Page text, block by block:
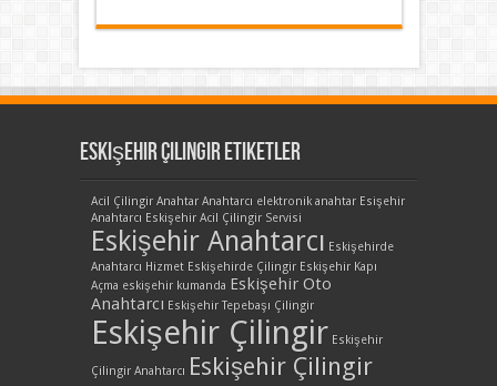
Eskişehir Çilingir Etiketler
Acil Çilingir Anahtar Anahtarcı elektronik anahtar Esişehir
Anahtarcı Eskişehir Acil Çilingir Servisi
Eskişehir Anahtarcı Eskişehirde
Anahtarcı Hizmet Eskişehirde Çilingir Eskişehir Kapı
Açma eskişehir kumanda Eskişehir Oto
Anahtarcı Eskişehir Tepebaşı Çilingir
Eskişehir Çilingir Eskişehir
Çilingir Anahtarcı Eskişehir Çilingir